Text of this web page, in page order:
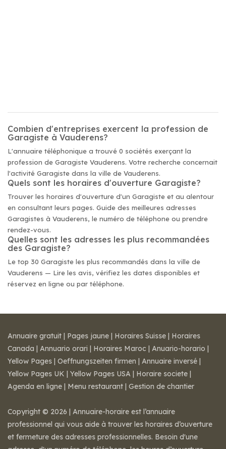
Combien d'entreprises exercent la profession de
Garagiste à Vauderens?
L'annuaire téléphonique a trouvé 0 sociétés exerçant la
profession de Garagiste Vauderens. Votre recherche concernait
l'activité Garagiste dans la ville de Vauderens.
Quels sont les horaires d'ouverture Garagiste?
Trouver les horaires d'ouverture d'un Garagiste et au alentour
en consultant leurs pages. Guide des meilleures adresses
Garagistes à Vauderens, le numéro de téléphone ou prendre
rendez-vous.
Quelles sont les adresses les plus recommandées
des Garagiste?
Le top 30 Garagiste les plus recommandés dans la ville de
Vauderens — Lire les avis, vérifiez les dates disponibles et
réservez en ligne ou par téléphone.
Annuaire gratuit | Pages jaune | Horaires Suisse | Horaires
Canada | Annuario orari | Horaires Maroc | Anuario-horario |
Yellow Pages | Oeffnungszeiten firmen | Annuaire inversé |
Yellow Pages UK | Yellow Pages USA | Horaire societe |
Agenda en ligne | Menu restaurant | Gestion de chantier
Copyright © 2026 | Annuaire-horaire est l’annuaire
professionnel qui vous aide à trouver les horaires d’ouverture
et fermeture des adresses professionnelles. Besoin d'une